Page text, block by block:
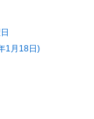
1月18日)